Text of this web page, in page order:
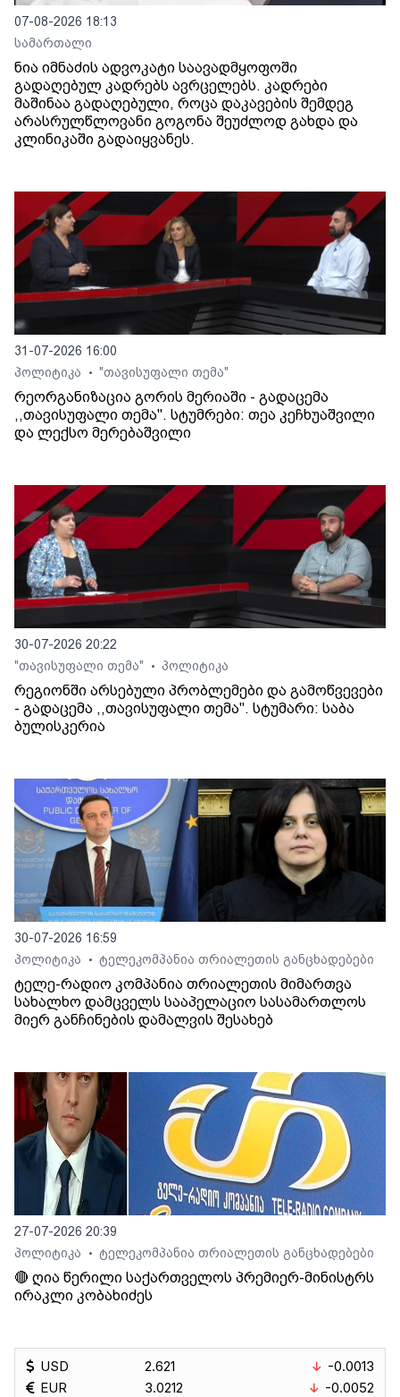
07-08-2026 18:13
სამართალი
ნია იმნაძის ადვოკატი საავადმყოფოში
გადაღებულ კადრებს ავრცელებს. კადრები
მაშინაა გადაღებული, როცა დაკავების შემდეგ
არასრულწლოვანი გოგონა შეუძლოდ გახდა და
კლინიკაში გადაიყვანეს.
31-07-2026 16:00
პოლიტიკა
• "თავისუფალი თემა"
რეორგანიზაცია გორის მერიაში - გადაცემა
,,თავისუფალი თემა". სტუმრები: თეა კეჩხუაშვილი
და ლექსო მერებაშვილი
30-07-2026 20:22
"თავისუფალი თემა"
• პოლიტიკა
რეგიონში არსებული პრობლემები და გამოწვევები
- გადაცემა ,,თავისუფალი თემა". სტუმარი: საბა
ბულისკერია
30-07-2026 16:59
პოლიტიკა
• ტელეკომპანია თრიალეთის განცხადებები
ტელე-რადიო კომპანია თრიალეთის მიმართვა
სახალხო დამცველს სააპელაციო სასამართლოს
მიერ განჩინების დამალვის შესახებ
27-07-2026 20:39
პოლიტიკა
• ტელეკომპანია თრიალეთის განცხადებები
🔴 ღია წერილი საქართველოს პრემიერ-მინისტრს
ირაკლი კობახიძეს
USD
EUR
2.621
3.0212
-0.0013
-0.0052